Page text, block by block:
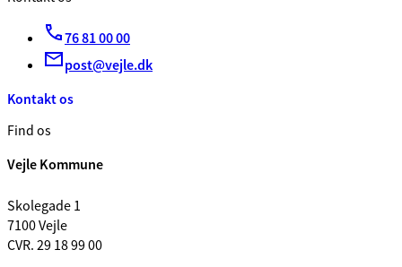
76 81 00 00
post@vejle.dk
Kontakt os
Find os
Vejle Kommune
Skolegade 1
7100 Vejle
CVR. 29 18 99 00